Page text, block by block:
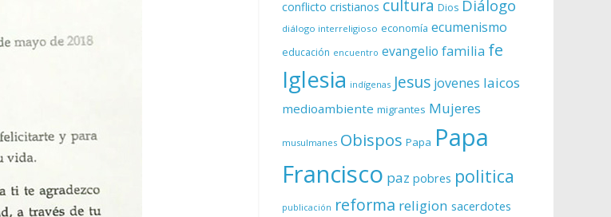
conflicto cristianos cultura Dios Diálogo
diálogo interreligioso economía ecumenismo
educación encuentro evangelio familia fe
Iglesia indígenas Jesus jovenes laicos
medioambiente migrantes Mujeres
musulmanes Obispos Papa Papa
Francisco paz pobres politica
publicación reforma religion sacerdotes